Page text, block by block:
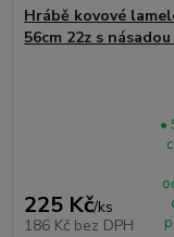
Hrábě kovové
56cm 22z s
225 Kč/ks
186 Kč bez DPH
•